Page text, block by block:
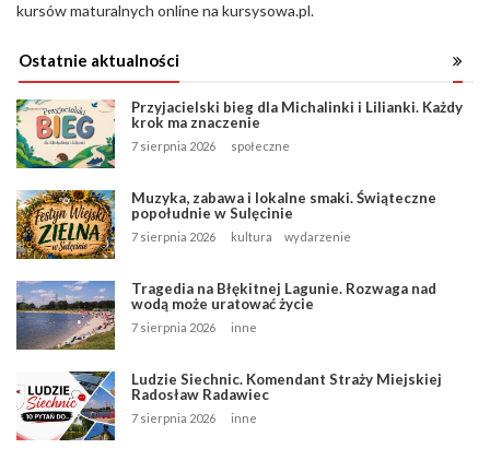
kursów maturalnych online na kursysowa.pl.
Ostatnie aktualności
Przyjacielski bieg dla Michalinki i Lilianki. Każdy
krok ma znaczenie
7 sierpnia 2026 społeczne
Muzyka, zabawa i lokalne smaki. Świąteczne
popołudnie w Sulęcinie
7 sierpnia 2026 kultura wydarzenie
Tragedia na Błękitnej Lagunie. Rozwaga nad
wodą może uratować życie
7 sierpnia 2026 inne
Ludzie Siechnic. Komendant Straży Miejskiej
Radosław Radawiec
7 sierpnia 2026 inne